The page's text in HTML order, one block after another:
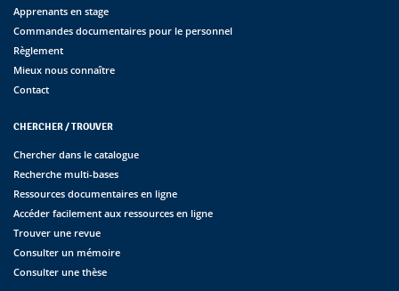
Apprenants en stage
Commandes documentaires pour le personnel
Règlement
Mieux nous connaître
Contact
CHERCHER / TROUVER
Chercher dans le catalogue
Recherche multi-bases
Ressources documentaires en ligne
Accéder facilement aux ressources en ligne
Trouver une revue
Consulter un mémoire
Consulter une thèse